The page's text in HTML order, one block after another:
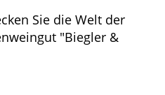
Sie die Welt der
"Biegler &